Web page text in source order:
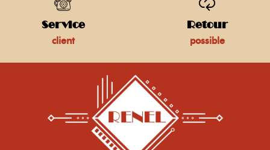
Service
client
Retour
possible